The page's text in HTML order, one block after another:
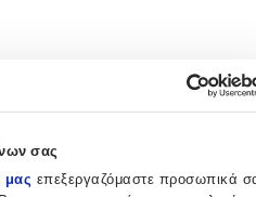
σας
μας επεξεργαζόμαστε προσωπικά